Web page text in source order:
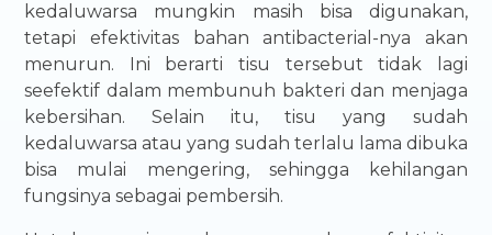
kedaluwarsa mungkin masih bisa digunakan,
tetapi efektivitas bahan antibacterial-nya akan
menurun. Ini berarti tisu tersebut tidak lagi
seefektif dalam membunuh bakteri dan menjaga
kebersihan. Selain itu, tisu yang sudah
kedaluwarsa atau yang sudah terlalu lama dibuka
bisa mulai mengering, sehingga kehilangan
fungsinya sebagai pembersih.